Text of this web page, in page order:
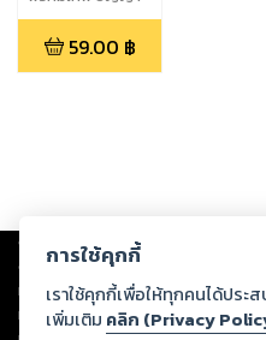
10 ทัศ
จารย์
59.00 ฿
Copyright © 2026
ต่อผลงานหรือเนื้อหาใดที่อัปโหลดผ่านเ
ทรัพย์สินทางปัญญาของบุคคลอื่นหรือขั
ทุกท่านโปรดใช้วิจารณญาณในการกลั่น
การใช้คุกกี้
เราใช้คุกกี้เพื่อให้ทุกคนได้ปร
เพิ่มเติม คลิก (Privacy